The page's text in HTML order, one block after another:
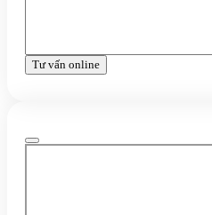
Tư vấn online